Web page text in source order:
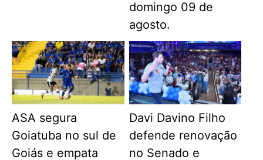
domingo 09 de
agosto.
ASA segura
Goiatuba no sul de
Goiás e empata
Davi Davino Filho
defende renovação
no Senado e